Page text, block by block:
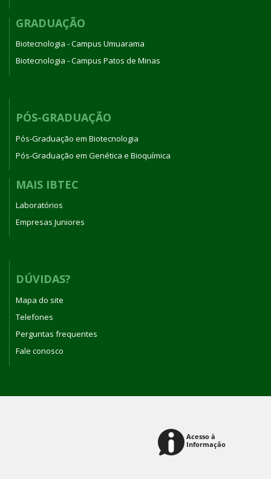
GRADUAÇÃO
Biotecnologia - Campus Umuarama
Biotecnologia - Campus Patos de Minas
PÓS-GRADUAÇÃO
Pós-Graduação em Biotecnologia
Pós-Graduação em Genética e Bioquímica
MAIS IBTEC
Laboratórios
Empresas Juniores
DÚVIDAS?
Mapa do site
Telefones
Perguntas frequentes
Fale conosco